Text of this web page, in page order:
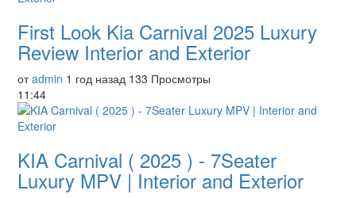
First Look Kia Carnival 2025 Luxury
Review Interior and Exterior
отadmin 1 год назад 133 Просмотры
11:44
KIA Carnival ( 2025 ) - 7Seater
Luxury MPV | Interior and Exterior